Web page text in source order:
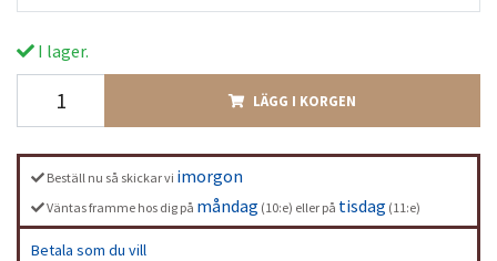
I lager.
LÄGG I KORGEN
Beställ nu så skickar vi imorgon
Väntas framme hos dig på måndag (10:e) eller på tisdag (11:e)
Betala som du vill